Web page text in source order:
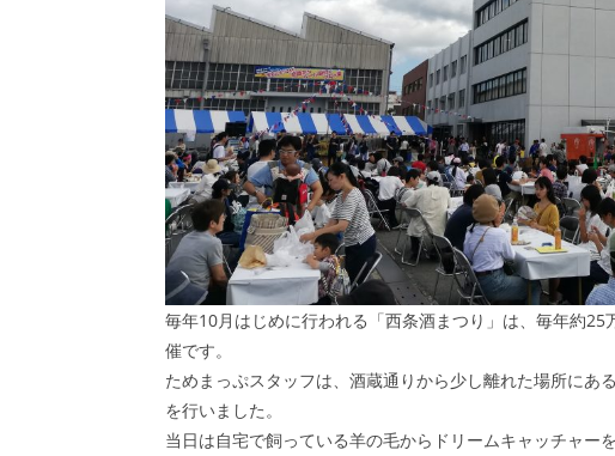
毎年10月はじめに行われる「西条酒まつり」は、毎年約
催です。
ためまっぷスタッフは、酒蔵通りから少し離れた場所にあ
を行いました。
当日は自宅で飼っている羊の毛からドリームキャッチャー